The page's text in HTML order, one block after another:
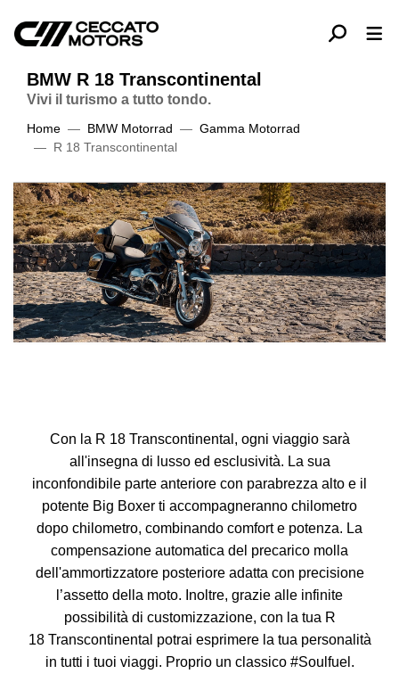
BMW R 18 Transcontinental
Vivi il turismo a tutto tondo.
Home BMW Motorrad
Gamma Motorrad
R 18 Transcontinental
Con la R 18 Transcontinental, ogni viaggio sarà
all'insegna di lusso ed esclusività. La sua
inconfondibile parte anteriore con parabrezza alto e il
potente Big Boxer ti accompagneranno chilometro
dopo chilometro, combinando comfort e potenza. La
compensazione automatica del precarico molla
dell'ammortizzatore posteriore adatta con precisione
l’assetto della moto. Inoltre, grazie alle infinite
possibilità di customizzazione, con la tua R
18 Transcontinental potrai esprimere la tua personalità
in tutti i tuoi viaggi. Proprio un classico #Soulfuel.